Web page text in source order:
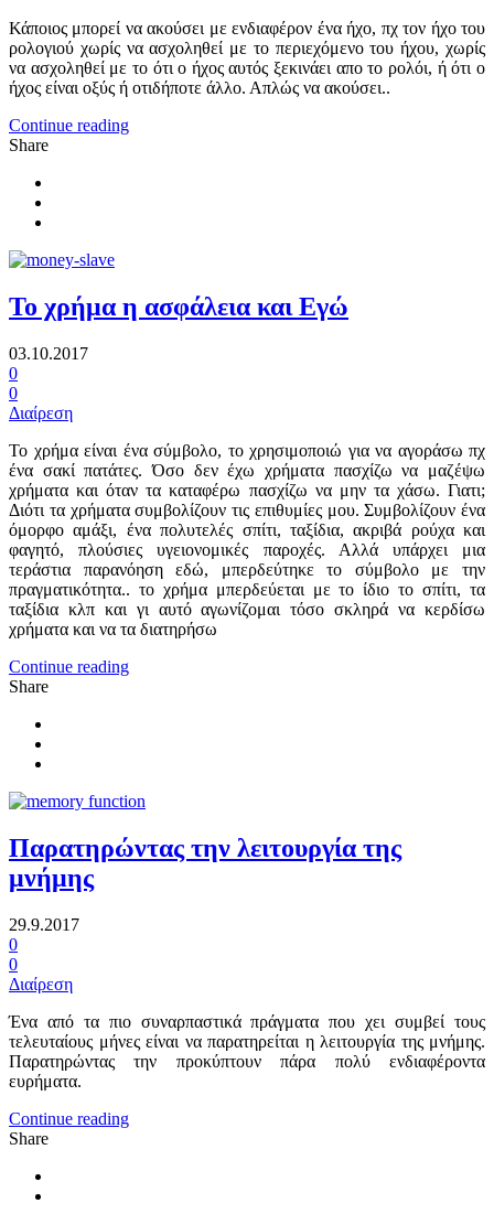
Κάποιος μπορεί να ακούσει με ενδιαφέρον ένα ήχο, πχ τον ήχο του
ρολογιού χωρίς να ασχοληθεί με το περιεχόμενο του ήχου, χωρίς
να ασχοληθεί με το ότι ο ήχος αυτός ξεκινάει απο το ρολόι, ή ότι ο
ήχος είναι οξύς ή οτιδήποτε άλλο. Απλώς να ακούσει..
Continue reading
Share
Το χρήμα η ασφάλεια και Εγώ
03.10.2017
0
0
Διαίρεση
Το χρήμα είναι ένα σύμβολο, το χρησιμοποιώ για να αγοράσω πχ
ένα σακί πατάτες. Όσο δεν έχω χρήματα πασχίζω να μαζέψω
χρήματα και όταν τα καταφέρω πασχίζω να μην τα χάσω. Γιατι;
Διότι τα χρήματα συμβολίζουν τις επιθυμίες μου. Συμβολίζουν ένα
όμορφο αμάξι, ένα πολυτελές σπίτι, ταξίδια, ακριβά ρούχα και
φαγητό, πλούσιες υγειονομικές παροχές. Αλλά υπάρχει μια
τεράστια παρανόηση εδώ, μπερδεύτηκε το σύμβολο με την
πραγματικότητα.. το χρήμα μπερδεύεται με το ίδιο το σπίτι, τα
ταξίδια κλπ και γι αυτό αγωνίζομαι τόσο σκληρά να κερδίσω
χρήματα και να τα διατηρήσω
Continue reading
Share
Παρατηρώντας την λειτουργία της
μνήμης
29.9.2017
0
0
Διαίρεση
Ένα από τα πιο συναρπαστικά πράγματα που χει συμβεί τους
τελευταίους μήνες είναι να παρατηρείται η λειτουργία της μνήμης.
Παρατηρώντας την προκύπτουν πάρα πολύ ενδιαφέροντα
ευρήματα.
Continue reading
Share